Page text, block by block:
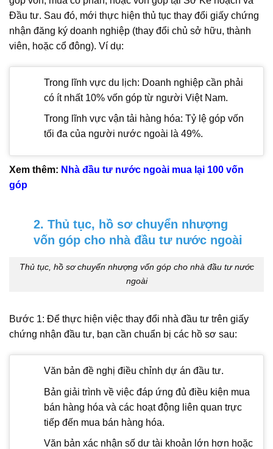
Đầu tư. Sau đó, mới thực hiện thủ tục thay đổi giấy chứng
nhận đăng ký doanh nghiệp (thay đổi chủ sở hữu, thành
viên, hoặc cổ đông). Ví dụ:
Trong lĩnh vực du lịch: Doanh nghiệp cần phải
có ít nhất 10% vốn góp từ người Việt Nam.
Trong lĩnh vực vận tải hàng hóa: Tỷ lệ góp vốn
tối đa của người nước ngoài là 49%.
Xem thêm: Nhà đầu tư nước ngoài mua lại 100 vốn
góp
2. Thủ tục, hồ sơ chuyển nhượng
vốn góp cho nhà đầu tư nước ngoài
Thủ tục, hồ sơ chuyển nhượng vốn góp cho nhà đầu tư nước
ngoài
Bước 1: Để thực hiện việc thay đổi nhà đầu tư trên giấy
chứng nhận đầu tư, bạn cần chuẩn bị các hồ sơ sau:
Văn bản đề nghị điều chỉnh dự án đầu tư.
Bản giải trình về việc đáp ứng đủ điều kiện mua
bán hàng hóa và các hoạt động liên quan trực
tiếp đến mua bán hàng hóa.
Văn bản xác nhận số dư tài khoản lớn hơn hoặc